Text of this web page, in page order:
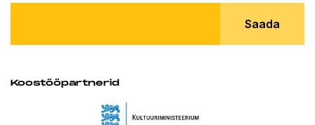
Saada
Koostööpartnerid